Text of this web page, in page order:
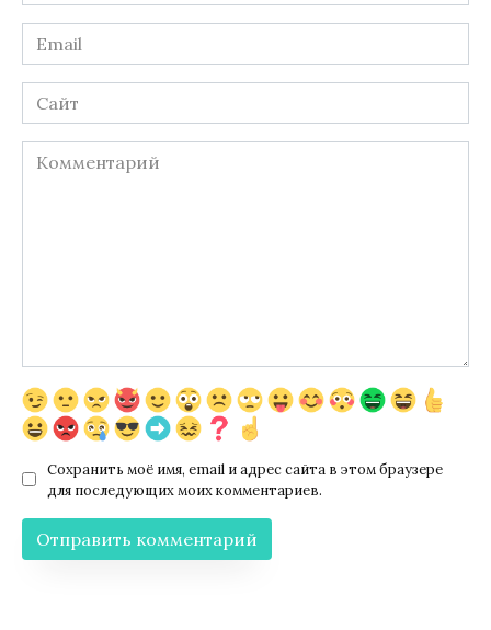
Email
*
Сайт
Комментарий
Сохранить моё имя, email и адрес сайта в этом браузере
для последующих моих комментариев.